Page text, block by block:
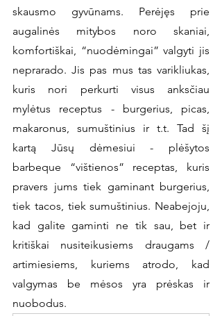
skausmo gyvūnams. Perėjęs prie
augalinės mitybos noro skaniai,
komfortiškai, “nuodėmingai” valgyti jis
neprarado. Jis pas mus tas varikliukas,
kuris nori perkurti visus anksčiau
mylėtus receptus - burgerius, picas,
makaronus, sumuštinius ir t.t. Tad šį
kartą Jūsų dėmesiui - plėšytos
barbeque “vištienos” receptas, kuris
pravers jums tiek gaminant burgerius,
tiek tacos, tiek sumuštinius. Neabejoju,
kad galite gaminti ne tik sau, bet ir
kritiškai nusiteikusiems draugams /
artimiesiems, kuriems atrodo, kad
valgymas be mėsos yra prėskas ir
nuobodus.